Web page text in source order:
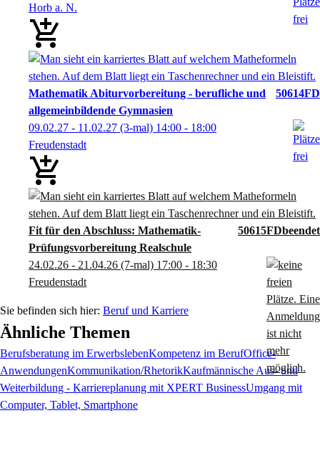
Horb a. N.
Mathematik Abiturvorbereitung - berufliche und
allgemeinbildende Gymnasien
50614FD
09.02.27 - 11.02.27 (3-mal) 14:00 - 18:00
Freudenstadt
Fit für den Abschluss: Mathematik-
Prüfungsvorbereitung Realschule
50615FD
24.02.26 - 21.04.26 (7-mal) 17:00 - 18:30
Freudenstadt
Beruf und Karriere
Ähnliche Themen
Berufsberatung im ErwerbslebenKompetenz im BerufOffice-
AnwendungenKommunikation/RhetorikKaufmännische Aus- und
Weiterbildung - Karriereplanung mit XPERT BusinessUmgang mit
Computer, Tablet, Smartphone